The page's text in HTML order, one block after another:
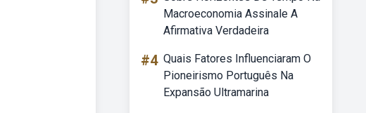
Macroeconomia Assinale A
Afirmativa Verdadeira
#4 Quais Fatores Influenciaram O
Pioneirismo Português Na
Expansão Ultramarina